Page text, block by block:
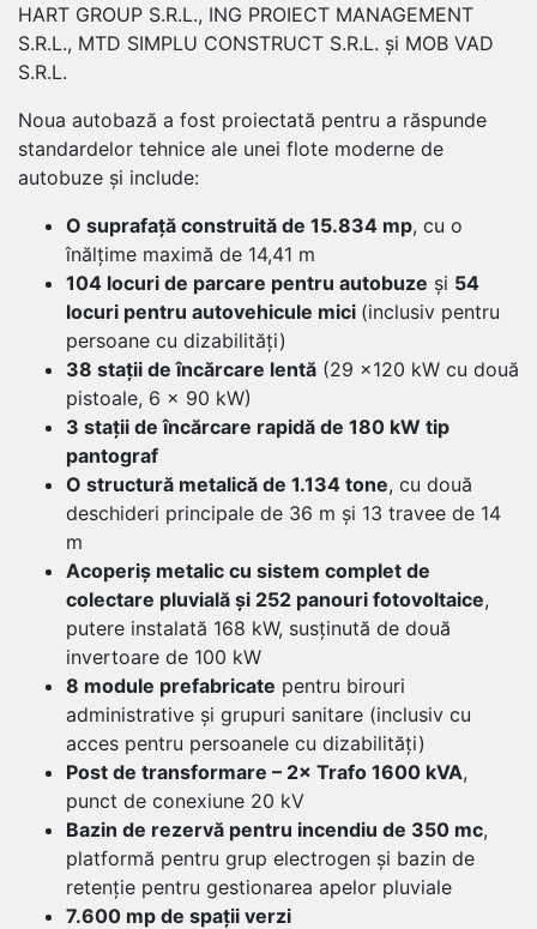
HART GROUP S.R.L., ING PROIECT MANAGEMENT
S.R.L., MTD SIMPLU CONSTRUCT S.R.L. și MOB VAD
S.R.L.
Noua autobază a fost proiectată pentru a răspunde
standardelor tehnice ale unei flote moderne de
autobuze și include:
O suprafață construită de 15.834 mp, cu o
înălțime maximă de 14,41 m
104 locuri de parcare pentru autobuze și 54
locuri pentru autovehicule mici (inclusiv pentru
persoane cu dizabilități)
38 stații de încărcare lentă (29 ×120 kW cu două
pistoale, 6 × 90 kW)
3 stații de încărcare rapidă de 180 kW tip
pantograf
O structură metalică de 1.134 tone, cu două
deschideri principale de 36 m și 13 travee de 14
m
Acoperiș metalic cu sistem complet de
colectare pluvială și 252 panouri fotovoltaice,
putere instalată 168 kW, susținută de două
invertoare de 100 kW
8 module prefabricate pentru birouri
administrative și grupuri sanitare (inclusiv cu
acces pentru persoanele cu dizabilități)
Post de transformare – 2× Trafo 1600 kVA,
punct de conexiune 20 kV
Bazin de rezervă pentru incendiu de 350 mc,
platformă pentru grup electrogen și bazin de
retenție pentru gestionarea apelor pluviale
7.600 mp de spații verzi